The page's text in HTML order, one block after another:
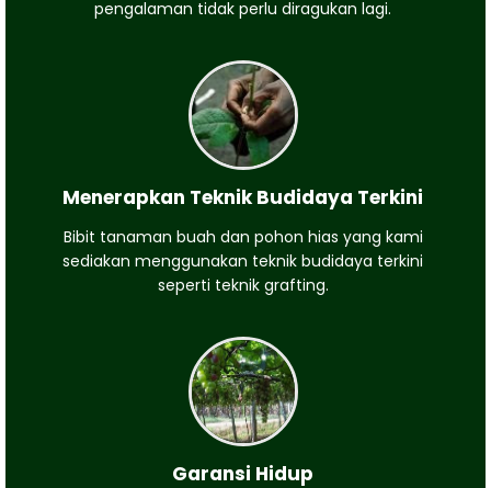
pengalaman tidak perlu diragukan lagi.
Menerapkan Teknik Budidaya Terkini
Bibit tanaman buah dan pohon hias yang kami
sediakan menggunakan teknik budidaya terkini
seperti teknik grafting.
Garansi Hidup